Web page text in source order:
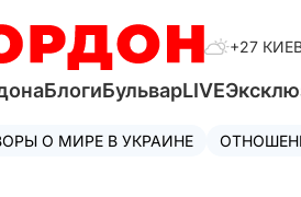
+27
БлогиБульварLIVE
О МИРЕ В УКРАИНЕ